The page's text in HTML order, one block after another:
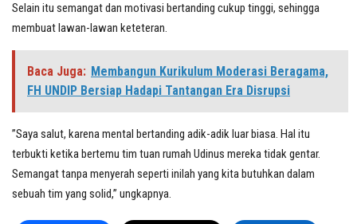
Selain itu semangat dan motivasi bertanding cukup tinggi, sehingga
membuat lawan-lawan keteteran.
Baca Juga: Membangun Kurikulum Moderasi Beragama,
FH UNDIP Bersiap Hadapi Tantangan Era Disrupsi
”Saya salut, karena mental bertanding adik-adik luar biasa. Hal itu
terbukti ketika bertemu tim tuan rumah Udinus mereka tidak gentar.
Semangat tanpa menyerah seperti inilah yang kita butuhkan dalam
sebuah tim yang solid,” ungkapnya.